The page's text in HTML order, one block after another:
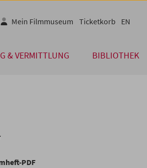
& VERMITTLUNG BIBLIOTHEK
Mein Filmmuseum Ticketkorb EN
PDF